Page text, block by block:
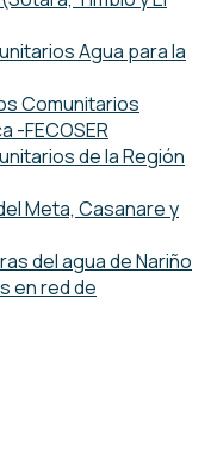
Agua para la
Comunitarios
-FECOSER
de la Región
Meta, Casanare y
del agua de Nariño
en red de